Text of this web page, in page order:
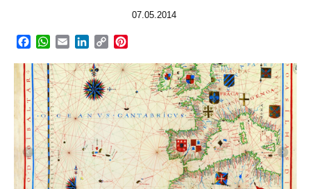
07.05.2014
Facebook
WhatsApp
EmailLinkedIn
Copy